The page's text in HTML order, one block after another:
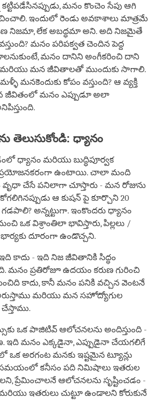
మనం కొంచెం సేపు ఆగి
ఇందులో రెండు అవకాశాలు మాత్రమే
నిజమా, లేక అబద్ధమా అని. అది నిజమైతే
మనం పరిపక్వత చెందిన పెద్ద
మనం దానిని అంగీకరించి దాని
మరియు మన జీవితాలతో ముందుకు సాగాలి.
మనకెందుకు కోపం వస్తుంది? ఆ వ్యక్తి
జీవితంలో మనం ఎప్పుడూ అలా
తెలుసుకోండి: ధ్యానం
ధ్యానం మరియు బుద్ధిపూర్వక
ఉంటాయి. చాలా మంది
చేసే పనిలాగా చూస్తారు - మన రోజును
ఆ కుషన్ పై కూర్చొని 20
అన్నట్టుగా. ఇంకొందరు ధ్యానం
ఒక విశ్రాంతిలా భావిస్తారు, పిల్లలు /
దూరంగా ఉండొచ్చని.
కాదు - ఇది నిజ జీవితానికి సిద్ధం
మనం ప్రతిరోజూ ఉదయం కరుణ గురించి
కాదు, కానీ మనం పనికి వచ్చిన వెంటనే
మరియు మన సహోద్యోగుల
చేస్తాము.
ఒక పాజిటివ్ ఆలోచనలను అందిస్తుంది -
ఇది మనం ఎక్కడైనా, ఎప్పుడైనా చేయగలిగే
అరగంట మనకు ఇష్టమైన ట్యూన్లు
కనీసం పది నిమిషాలు ఇతరుల
ప్రేమించాలనే ఆలోచనలను సృష్టించడం -
ఇతరులు చుట్టూ ఉండాలని కోరుకునే